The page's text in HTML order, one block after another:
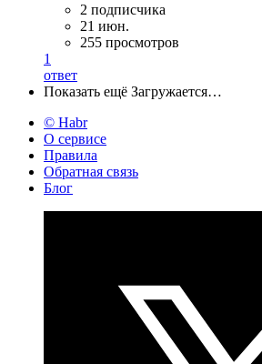
2 подписчика
21 июн.
255 просмотров
1
ответ
Показать ещё Загружается…
© Habr
О сервисе
Правила
Обратная связь
Блог